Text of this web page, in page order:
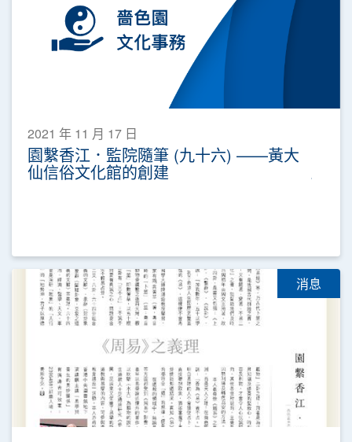
2021 年 11 月 17 日
園繫香江．監院隨筆 (九十六) ——黃大
仙信俗文化館的創建
消息